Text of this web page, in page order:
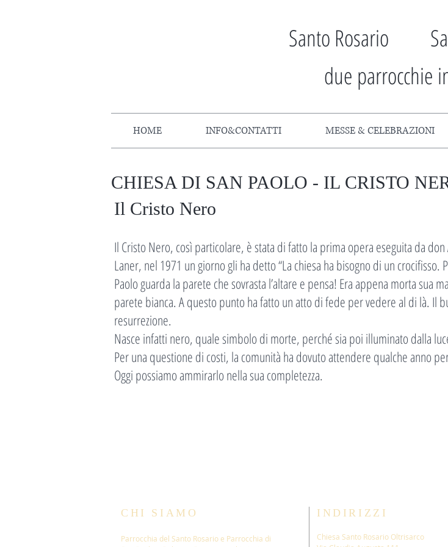
Santo Rosario
due parrocchie
HOME INFO&CONTATTI MESSE & CELEBRAZIONI
CHIESA DI SAN PAOLO - IL CRISTO
Il Cristo Nero
Il Cristo Nero, così particolare, è stata di fatto la prima opera eseguita da
Laner, nel 1971 un giorno gli ha detto “La chiesa ha bisogno di un
Paolo guarda la parete che sovrasta l’altare e pensa! Era appena morta sua
parete bianca. A questo punto ha fatto un atto di fede per vedere al di là. Il
resurrezione.
Nasce infatti nero, quale simbolo di morte, perché sia poi illuminato dalla
Per una questione di costi, la comunità ha dovuto attendere qualche anno
Oggi possiamo ammirarlo nella sua completezza.
CHI SIAMO
Parrocchia del Santo Rosario e Parrocchia di
INDIRIZZI
Chiesa Santo Rosario Oltrisarco